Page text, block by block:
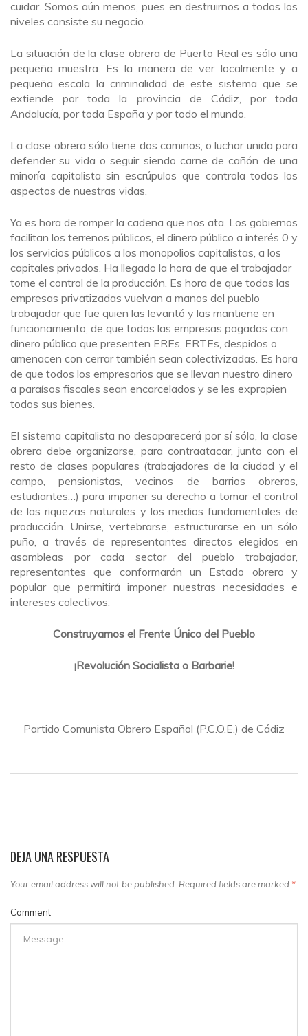
cuidar. Somos aún menos, pues en destruirnos a todos los
niveles consiste su negocio.
La situación de la clase obrera de Puerto Real es sólo una
pequeña muestra. Es la manera de ver localmente y a
pequeña escala la criminalidad de este sistema que se
extiende por toda la provincia de Cádiz, por toda
Andalucía, por toda España y por todo el mundo.
La clase obrera sólo tiene dos caminos, o luchar unida para
defender su vida o seguir siendo carne de cañón de una
minoría capitalista sin escrúpulos que controla todos los
aspectos de nuestras vidas.
Ya es hora de romper la cadena que nos ata. Los gobiernos
facilitan los terrenos públicos, el dinero público a interés 0 y
los servicios públicos a los monopolios capitalistas, a los
capitales privados. Ha llegado la hora de que el trabajador
tome el control de la producción. Es hora de que todas las
empresas privatizadas vuelvan a manos del pueblo
trabajador que fue quien las levantó y las mantiene en
funcionamiento, de que todas las empresas pagadas con
dinero público que presenten EREs, ERTEs, despidos o
amenacen con cerrar también sean colectivizadas. Es hora
de que todos los empresarios que se llevan nuestro dinero
a paraísos fiscales sean encarcelados y se les expropien
todos sus bienes.
El sistema capitalista no desaparecerá por sí sólo, la clase
obrera debe organizarse, para contraatacar, junto con el
resto de clases populares (trabajadores de la ciudad y el
campo, pensionistas, vecinos de barrios obreros,
estudiantes…) para imponer su derecho a tomar el control
de las riquezas naturales y los medios fundamentales de
producción. Unirse, vertebrarse, estructurarse en un sólo
puño, a través de representantes directos elegidos en
asambleas por cada sector del pueblo trabajador,
representantes que conformarán un Estado obrero y
popular que permitirá imponer nuestras necesidades e
intereses colectivos.
Construyamos el Frente Único del Pueblo
¡Revolución Socialista o Barbarie!
Partido Comunista Obrero Español (P.C.O.E.) de Cádiz
DEJA UNA RESPUESTA
Your email address will not be published. Required fields are marked *
Comment